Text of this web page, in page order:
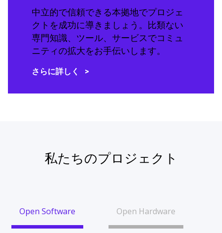
中立的で信頼できる本拠地でプロジェ
クトを成功に導きましょう。比類ない
専門知識、ツール、サービスでコミュ
ニティの拡大をお手伝いします。
さらに詳しく
私たちのプロジェクト
Open Software Open Hardware